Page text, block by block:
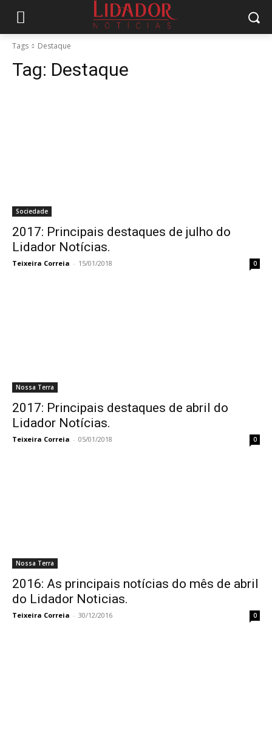
Tags Destaque
Tag: Destaque
Sociedade
2017: Principais destaques de julho do
Lidador Notícias.
Teixeira Correia - 15/01/2018 0
Nossa Terra
2017: Principais destaques de abril do
Lidador Notícias.
Teixeira Correia - 05/01/2018 0
Nossa Terra
2016: As principais notícias do mês de abril
do Lidador Noticias.
Teixeira Correia - 30/12/2016 0